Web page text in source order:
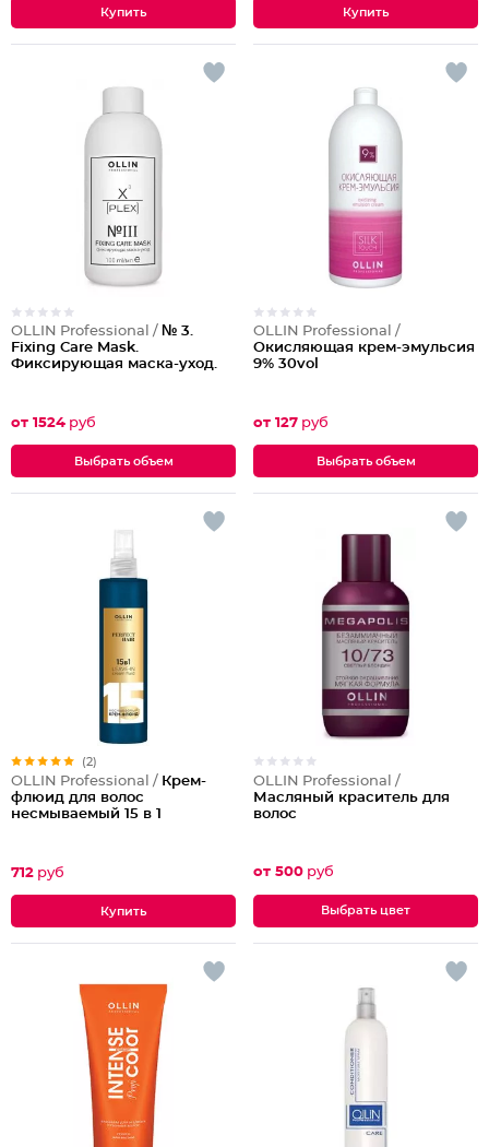
OLLIN Professional / № 3.
Fixing Care Mask.
Фиксирующая маска-уход.
от 1524 руб
Выбрать объем
OLLIN Professional /
Окисляющая крем-эмульсия
9% 30vol
от 127 руб
Выбрать объем
(2)
OLLIN Professional / Крем-
флюид для волос
несмываемый 15 в 1
712 руб
OLLIN Professional /
Масляный краситель для
волос
от 500 руб
Выбрать цвет